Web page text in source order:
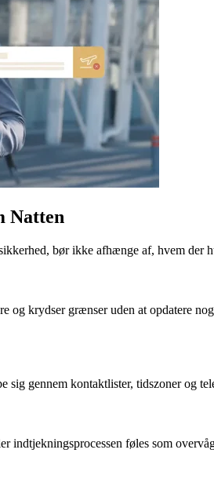
Natten
bør ikke afhænge af, hvem der
og krydser grænser uden at opdatere
sig gennem kontaktlister, tidszoner og
indtjekningsprocessen føles som